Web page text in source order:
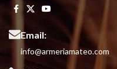
Email:
info@armeriamateo.com